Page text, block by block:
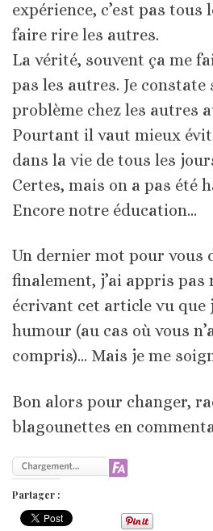
expérience, c’est pas tous
faire rire les autres.
La vérité, souvent ça me
pas les autres. Je constate
problème chez les autres
Pourtant il vaut mieux
dans la vie de tous les
Certes, mais on a pas été
Encore notre éducation…
Un dernier mot pour vous
finalement, j’ai appris pas
écrivant cet article vu que
humour (au cas où vous
compris)… Mais je me
Bon alors pour changer,
blagounettes en
Partager :